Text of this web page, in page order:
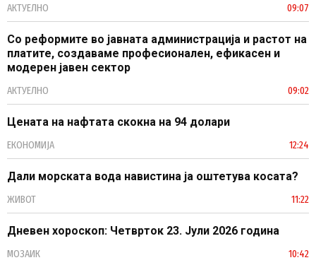
АКТУЕЛНО 09:07
Со реформите во јавната администрација и растот на
платите, создаваме професионален, ефикасен и
модерен јавен сектор
АКТУЕЛНО 09:02
Цената на нафтата скокна на 94 долари
ЕКОНОМИЈА 12:24
Дали морската вода навистина ја оштетува косата?
ЖИВОТ 11:22
Дневен хороскоп: Четврток 23. Јули 2026 година
МОЗАИК 10:42